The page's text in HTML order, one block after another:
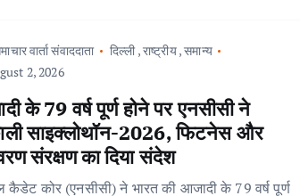
वार्ता संवाददाता दिल्ली,राष्ट्रीय,समान्य
2, 2026
के 79 वर्ष पूर्ण होने पर एनसीसी ने
साइक्लोथॉन-2026, फिटनेस और
संरक्षण का दिया संदेश
कोर (एनसीसी) ने भारत की आजादी के 79 वर्ष पूर्ण